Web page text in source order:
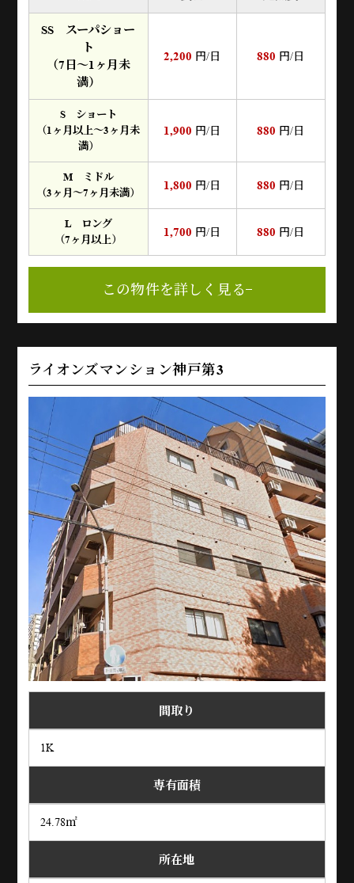
SS スーパショー
ト
（7日～1ヶ月未
満）
2,200 円/日 880 円/日
S ショート
（1ヶ月以上～3ヶ月未
満）
1,900 円/日 880 円/日
M ミドル
（3ヶ月～7ヶ月未満）
1,800 円/日 880 円/日
L ロング
（7ヶ月以上）
1,700 円/日 880 円/日
この物件を詳しく見る
ライオンズマンション神戸第3
間取り
1K
専有面積
24.78㎡
所在地